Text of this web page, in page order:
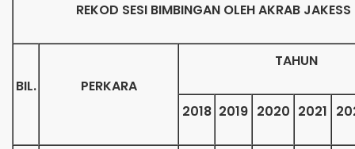
REKOD SESI BIMBINGAN OLEH AKRAB JAKESS
BIL. PERKARA
TAHUN
2018 2019 2020 2021